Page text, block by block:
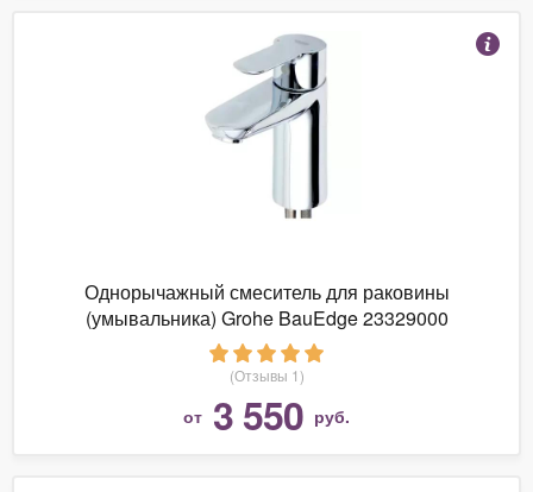
Однорычажный смеситель для раковины
(умывальника) Grohe BauEdge 23329000
(Отзывы 1)
от 3 550 руб.